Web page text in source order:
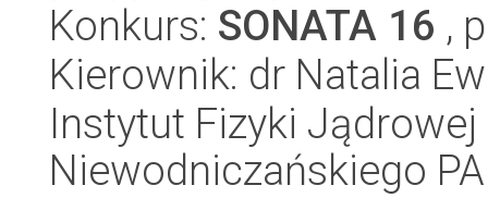
Konkurs: SONATA 16 ,
Kierownik: dr Natalia
Instytut Fizyki
Niewodniczańskiego